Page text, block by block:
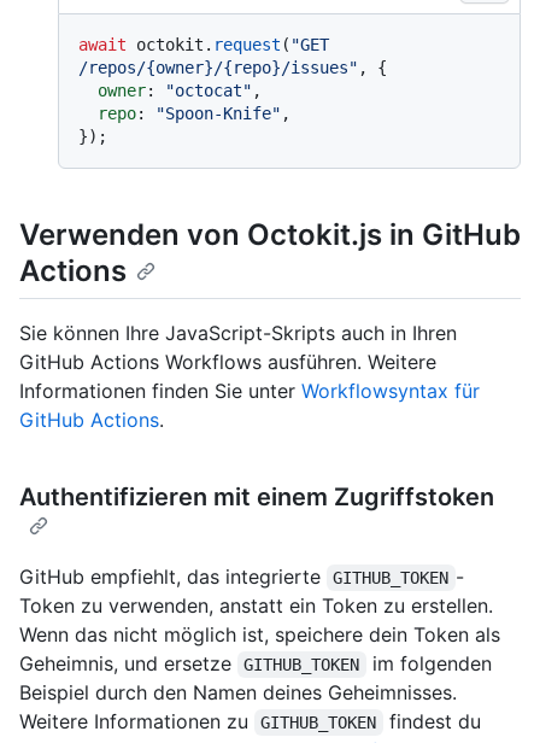
await octokit. request ( "GET
/repos/{owner}/{repo}/issues" , {
owner: "octocat" ,
repo: "Spoon-Knife" ,
Verwenden von Octokit.js in GitHub
Actions
Sie können Ihre JavaScript-Skripts auch in Ihren
GitHub Actions Workflows ausführen. Weitere
Informationen finden Sie unter Workflowsyntax für
GitHub Actions.
Authentifizieren mit einem Zugriffstoken
GitHub empfiehlt, das integrierte GITHUB_TOKEN -
Token zu verwenden, anstatt ein Token zu erstellen.
Wenn das nicht möglich ist, speichere dein Token als
Geheimnis, und ersetze
GITHUB_TOKEN
im folgenden
Beispiel durch den Namen deines Geheimnisses.
Weitere Informationen zu
GITHUB_TOKEN
findest du